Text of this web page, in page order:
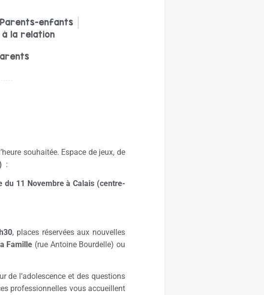
Parents-enfants
la relation
souhaitée. Espace de jeux, de
:
11 Novembre à Calais (centre-
, places réservées aux nouvelles
Famille (rue Antoine Bourdelle) ou
de l’adolescence et des questions
professionnelles vous accueillent